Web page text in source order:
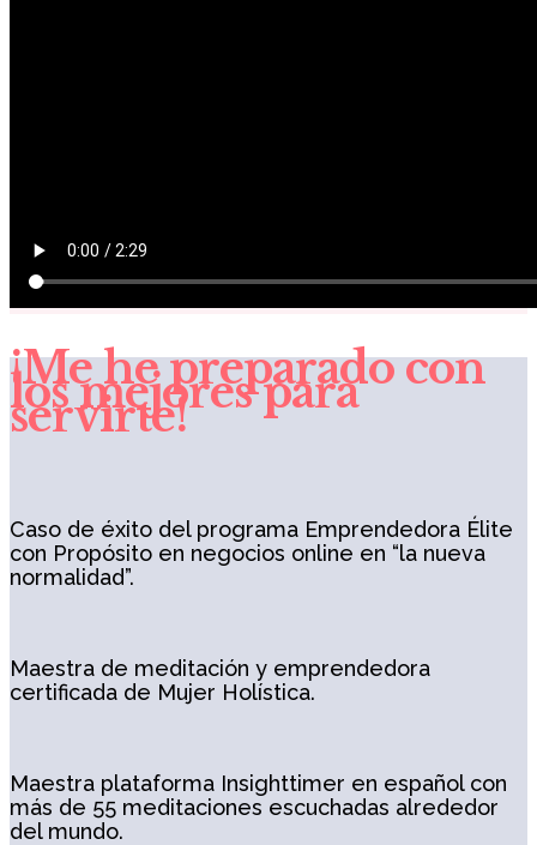
¡Me he preparado con
los mejores para
servirte!
Caso de éxito del programa Emprendedora Élite
con Propósito en negocios online en “la nueva
normalidad”.
Maestra de meditación y emprendedora
certificada de Mujer Holística.
Maestra plataforma Insighttimer en español con
más de 55 meditaciones escuchadas alrededor
del mundo.